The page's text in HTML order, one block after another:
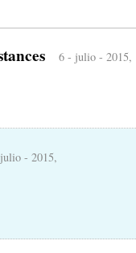
6 - julio - 2015,
- 2015,